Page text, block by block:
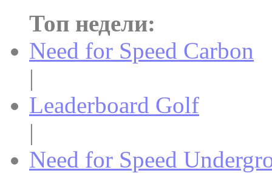
Топ недели:
Need for Speed Carbon
|
Leaderboard Golf
|
Need for Speed